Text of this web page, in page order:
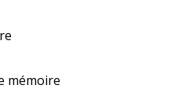
mémoire